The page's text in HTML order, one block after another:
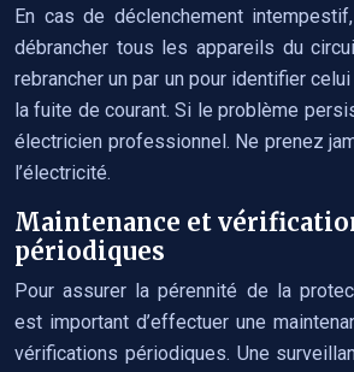
En cas de déclenchement
débrancher tous les appareils du
rebrancher un par un pour identifier
la fuite de courant. Si le problème
électricien professionnel. Ne prenez
l’électricité.
Maintenance et
périodiques
Pour assurer la pérennité de la
est important d’effectuer une
vérifications périodiques. Une